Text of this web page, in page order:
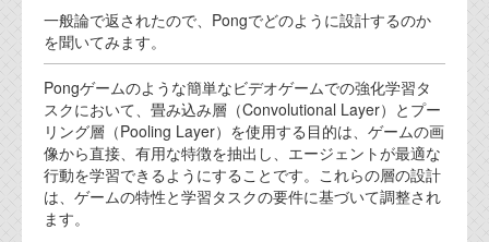
一般論で返されたので、Pongでどのように設計するのか
を聞いてみます。
Pongゲームのような簡単なビデオゲームでの強化学習タ
スクにおいて、畳み込み層（Convolutional Layer）とプー
リング層（Pooling Layer）を使用する目的は、ゲームの画
像から直接、有用な特徴を抽出し、エージェントが最適な
行動を学習できるようにすることです。これらの層の設計
は、ゲームの特性と学習タスクの要件に基づいて調整され
ます。